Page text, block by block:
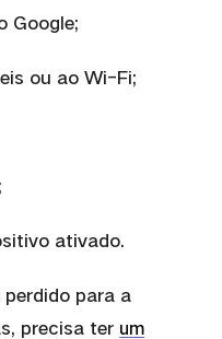
Google;
ou ao Wi-Fi;
ativado.
para a
precisa ter um